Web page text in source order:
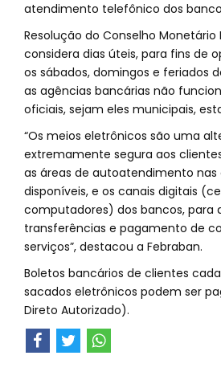
atendimento telefônico dos
Resolução do Conselho Monetário
considera dias úteis, para fins de
os sábados, domingos e feriados
as agências bancárias não
oficiais, sejam eles municipais,
“Os meios eletrônicos são uma
extremamente segura aos
as áreas de autoatendimento nas
disponíveis, e os canais digitais
computadores) dos bancos, para
transferências e pagamento de
serviços”, destacou a Febraban.
Boletos bancários de clientes
sacados eletrônicos podem ser
Direto Autorizado).